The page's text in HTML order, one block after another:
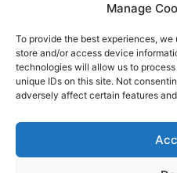
Manage
To provide the best experiences,
store and/or access device
technologies will allow us to
unique IDs on this site. Not
adversely affect certain features
Podlech, il Cile lo ha
all’ergastolo
Era ubriaca…